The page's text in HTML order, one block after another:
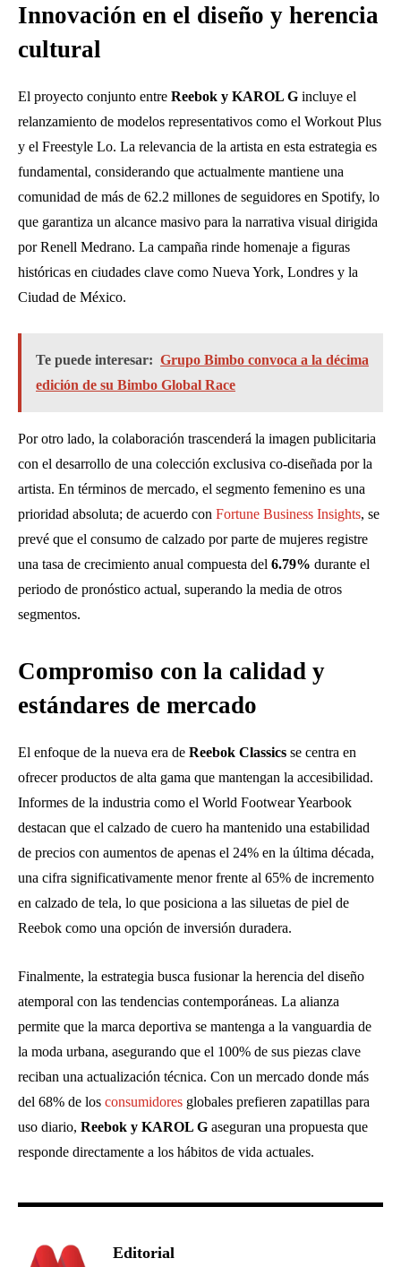
Innovación en el diseño y herencia
cultural
El proyecto conjunto entre Reebok y KAROL G incluye el
relanzamiento de modelos representativos como el Workout Plus
y el Freestyle Lo. La relevancia de la artista en esta estrategia es
fundamental, considerando que actualmente mantiene una
comunidad de más de 62.2 millones de seguidores en Spotify, lo
que garantiza un alcance masivo para la narrativa visual dirigida
por Renell Medrano. La campaña rinde homenaje a figuras
históricas en ciudades clave como Nueva York, Londres y la
Ciudad de México.
Te puede interesar: Grupo Bimbo convoca a la décima
edición de su Bimbo Global Race
Por otro lado, la colaboración trascenderá la imagen publicitaria
con el desarrollo de una colección exclusiva co-diseñada por la
artista. En términos de mercado, el segmento femenino es una
prioridad absoluta; de acuerdo con Fortune Business Insights, se
prevé que el consumo de calzado por parte de mujeres registre
una tasa de crecimiento anual compuesta del 6.79% durante el
periodo de pronóstico actual, superando la media de otros
segmentos.
Compromiso con la calidad y
estándares de mercado
El enfoque de la nueva era de Reebok Classics se centra en
ofrecer productos de alta gama que mantengan la accesibilidad.
Informes de la industria como el World Footwear Yearbook
destacan que el calzado de cuero ha mantenido una estabilidad
de precios con aumentos de apenas el 24% en la última década,
una cifra significativamente menor frente al 65% de incremento
en calzado de tela, lo que posiciona a las siluetas de piel de
Reebok como una opción de inversión duradera.
Finalmente, la estrategia busca fusionar la herencia del diseño
atemporal con las tendencias contemporáneas. La alianza
permite que la marca deportiva se mantenga a la vanguardia de
la moda urbana, asegurando que el 100% de sus piezas clave
reciban una actualización técnica. Con un mercado donde más
del 68% de los consumidores globales prefieren zapatillas para
uso diario, Reebok y KAROL G aseguran una propuesta que
responde directamente a los hábitos de vida actuales.
Editorial